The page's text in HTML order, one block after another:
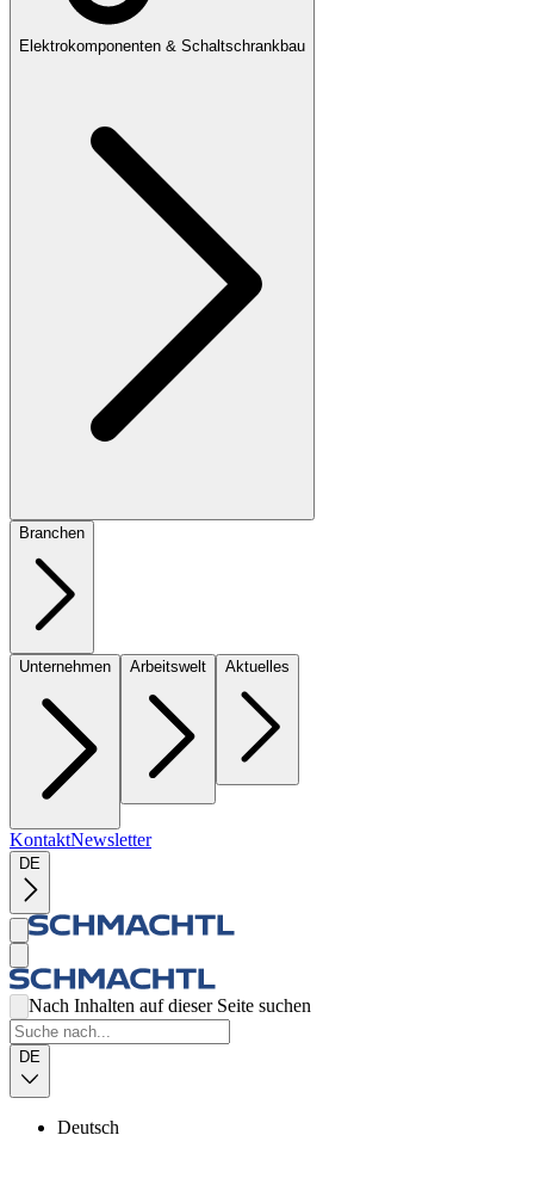
Elektrokomponenten & Schaltschrankbau
Branchen
Unternehmen Arbeitswelt Aktuelles
KontaktNewsletter
DE
Nach Inhalten auf dieser Seite suchen
DE
Deutsch